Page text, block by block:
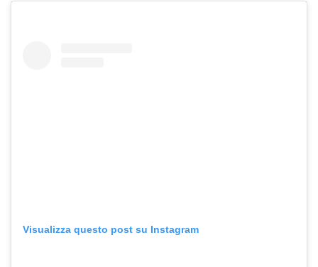
Visualizza questo post su Instagram